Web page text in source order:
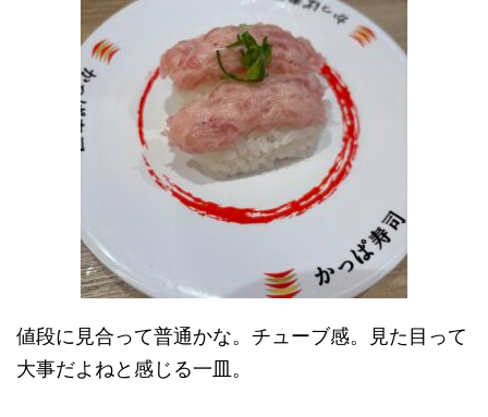
値段に見合って普通かな。チューブ感。見た目って
大事だよねと感じる一皿。